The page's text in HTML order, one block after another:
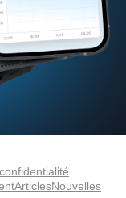
ArticlesNouvelles